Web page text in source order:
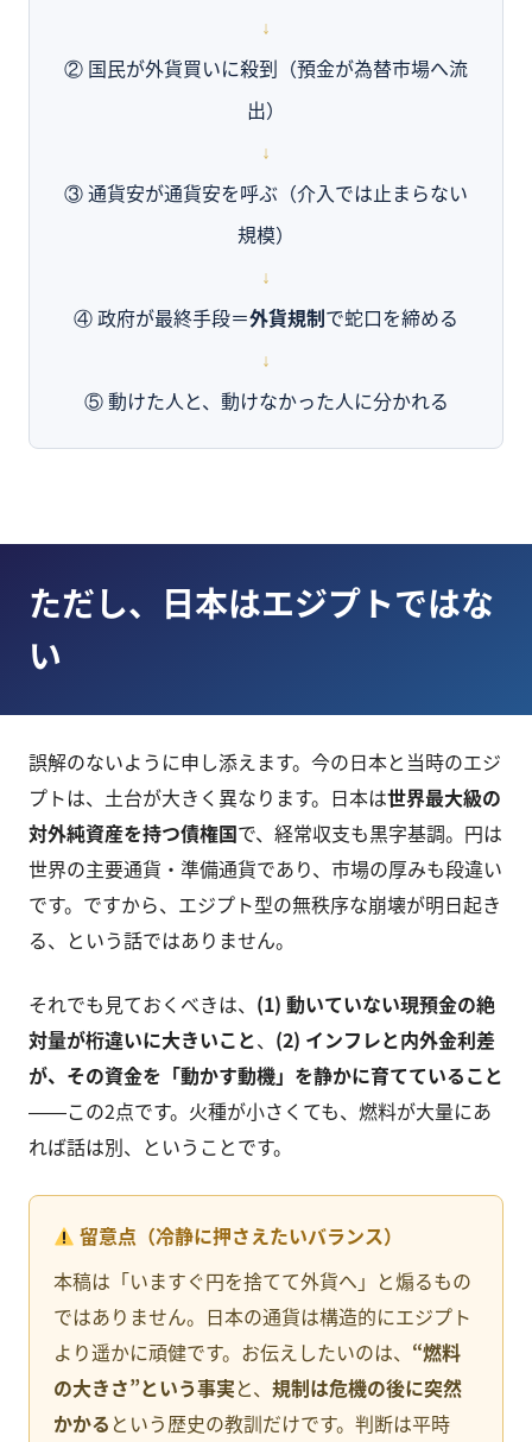
↓
② 国民が外貨買いに殺到（預金が為替市場へ流
出）
↓
③ 通貨安が通貨安を呼ぶ（介入では止まらない
規模）
↓
④ 政府が最終手段＝外貨規制で蛇口を締める
↓
⑤ 動けた人と、動けなかった人に分かれる
ただし、日本はエジプトではな
い
誤解のないように申し添えます。今の日本と当時のエジ
プトは、土台が大きく異なります。日本は世界最大級の
対外純資産を持つ債権国で、経常収支も黒字基調。円は
世界の主要通貨・準備通貨であり、市場の厚みも段違い
です。ですから、エジプト型の無秩序な崩壊が明日起き
る、という話ではありません。
それでも見ておくべきは、 (1) 動いていない現預金の絶
対量が桁違いに大きいこと、 (2) インフレと内外金利差
が、その資金を「動かす動機」を静かに育てていること
――この2点です。火種が小さくても、燃料が大量にあ
れば話は別、ということです。
留意点（冷静に押さえたいバランス）
本稿は「いますぐ円を捨てて外貨へ」と煽るもの
ではありません。日本の通貨は構造的にエジプト
より遥かに頑健です。お伝えしたいのは、 “燃料
の大きさ”という事実と、 規制は危機の後に突然
かかる という歴史の教訓だけです。判断は平時